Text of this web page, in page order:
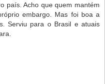
país. Acho que quem mantém
embargo. Mas foi boa a
Serviu para o Brasil e atuais